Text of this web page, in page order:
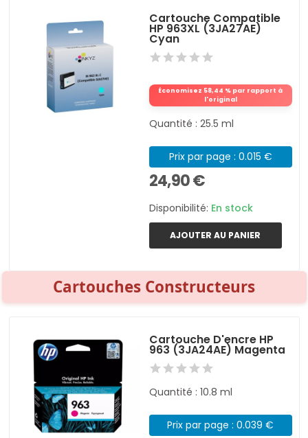
Cartouche Compatible
HP 963XL (3JA27AE)
Cyan
Économisez 58,44 % par rapport à
l'original
Quantité : 25.5 ml
Prix par page : 0.015 €
24,90 €
Disponibilité: En stock
AJOUTER AU PANIER
Cartouches Constructeurs
Cartouche D'encre HP
963 (3JA24AE) Magenta
Quantité : 10.8 ml
Prix par page : 0.039 €